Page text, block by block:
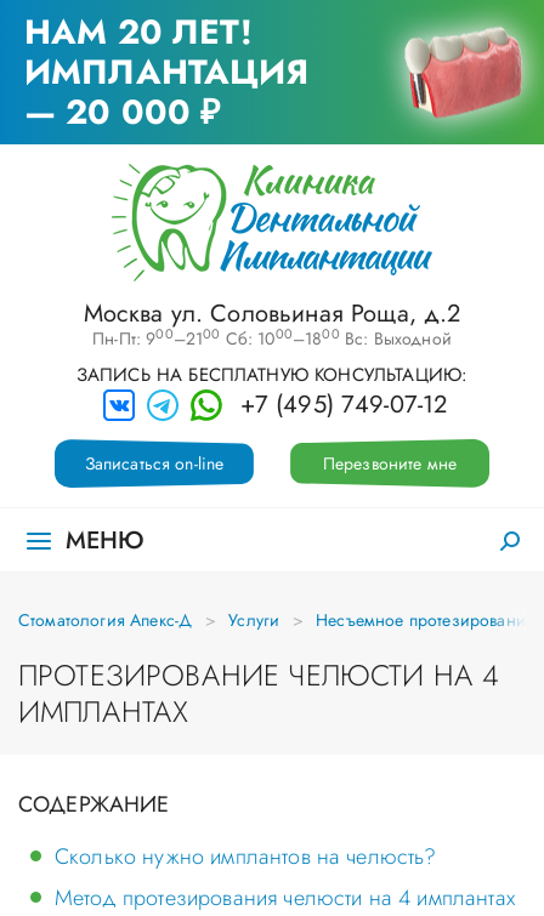
НАМ 20 ЛЕТ!
ИМПЛАНТАЦИЯ
— 20 000 ₽
Москва ул. Соловьиная Роща, д.2
Пн-Пт: 900–2100 Сб: 1000–1800 Вс: Выходной
ЗАПИСЬ НА БЕСПЛАТНУЮ КОНСУЛЬТАЦИЮ:
+7 (495) 749-07-12
Перезвоните мне
Записаться on-line
МЕНЮ
Стоматология Апекс-Д Услуги Несъемное протезирование
ПРОТЕЗИРОВАНИЕ ЧЕЛЮСТИ НА 4
ИМПЛАНТАХ
СОДЕРЖАНИЕ
Сколько нужно имплантов на челюсть?
Метод протезирования челюсти на 4 имплантах